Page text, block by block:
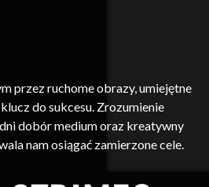
przez ruchome obrazy, umiejętne
do sukcesu. Zrozumienie
dobór medium oraz kreatywny
nam osiągać zamierzone cele.